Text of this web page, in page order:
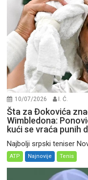
10/07/2026 I. Ć.
Šta za Đokovića
Wimbledona:
kući se vraća punih
Najbolji srpski teniser
ATP Najnovije Tenis